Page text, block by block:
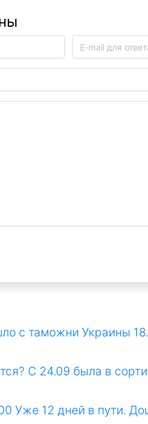
с таможни Украины
С 24.09 была в
Уже 12 дней в пути.